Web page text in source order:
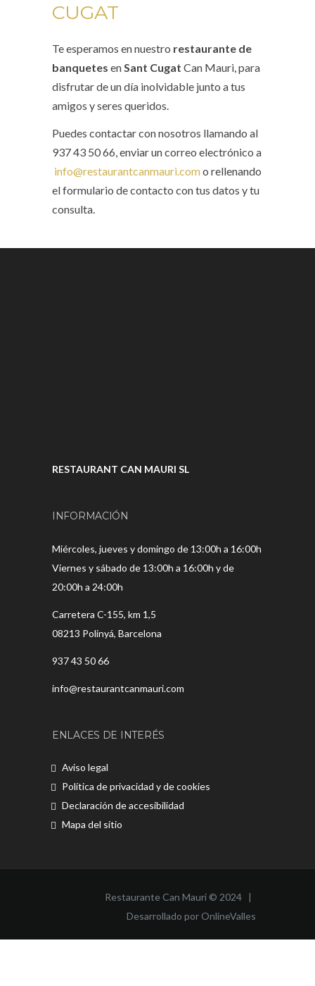
CUGAT
Te esperamos en nuestro restaurante de
banquetes enSant Cugat Can Mauri, para
disfrutar de un día inolvidable junto a tus
amigos y seres queridos.
Puedes contactar con nosotros llamando al
937 43 50 66, enviar un correo electrónico a
info@restaurantcanmauri.como rellenando
el formulario de contacto con tus datos y tu
consulta.
RESTAURANT CAN MAURI SL
INFORMACIÓN
Miércoles, jueves y domingo de 13:00h a 16:00h
Viernes y sábado de 13:00h a 16:00h y de
20:00h a 24:00h
Carretera C-155, km 1,5
08213 Polinyá, Barcelona
937 43 50 66
info@restaurantcanmauri.com
ENLACES DE INTERÉS
Aviso legal
Política de privacidad y de cookies
Declaración de accesibilidad
Mapa del sitio
Restaurante Can Mauri © 2024 |
Desarrollado por OnlineValles